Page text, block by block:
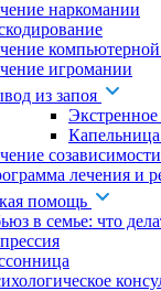
наркомании
компьютерной
игромании
из запоя
Капельница
созависимости
лечения и
помощь
в семье: что